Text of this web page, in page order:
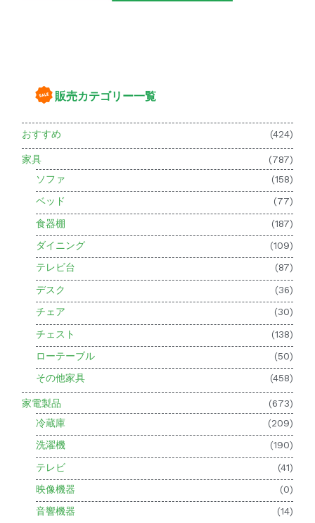
販売カテゴリー一覧
おすすめ (424)
家具
(787)
ソファ
(158)
ベッド
(77)
食器棚
(187)
ダイニング
(109)
テレビ台
(87)
デスク
(36)
チェア
(30)
チェスト
(138)
ローテーブル
(50)
その他家具
(458)
家電製品
(673)
冷蔵庫
(209)
洗濯機
(190)
テレビ
(41)
映像機器
(0)
音響機器
(14)